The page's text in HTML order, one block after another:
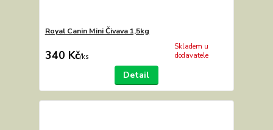
Royal Canin Mini Čivava 1,5kg
340 Kč/ks
Skladem u
dodavatele
Detail